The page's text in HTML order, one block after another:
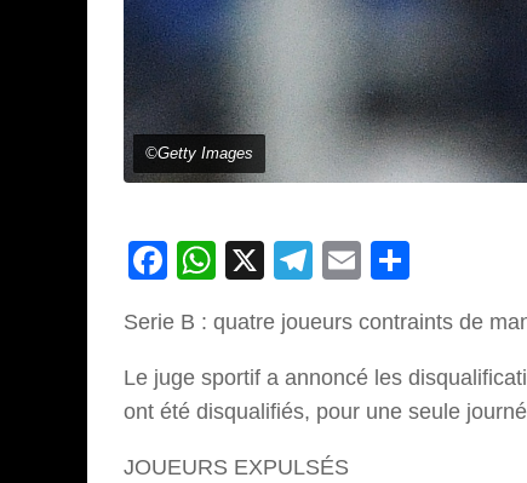
©Getty Images
Facebook
WhatsApp
X Telegram
Email
Serie B : quatre joueurs contraints de
Le juge sportif a annoncé les
ont été disqualifiés, pour une seule
JOUEURS EXPULSÉS